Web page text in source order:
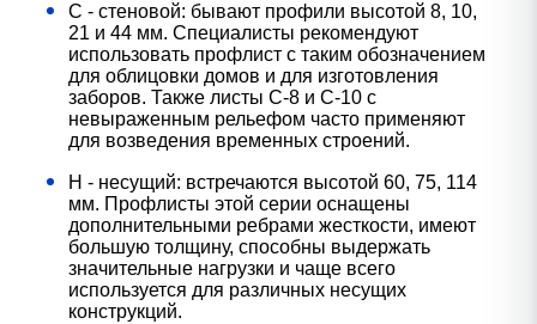
С - стеновой: бывают профили высотой 8, 10,
21 и 44 мм. Специалисты рекомендуют
использовать профлист с таким обозначением
для облицовки домов и для изготовления
заборов. Также листы С-8 и С-10 с
невыраженным рельефом часто применяют
для возведения временных строений.
Н - несущий: встречаются высотой 60, 75, 114
мм. Профлисты этой серии оснащены
дополнительными ребрами жесткости, имеют
большую толщину, способны выдержать
значительные нагрузки и чаще всего
используется для различных несущих
конструкций.